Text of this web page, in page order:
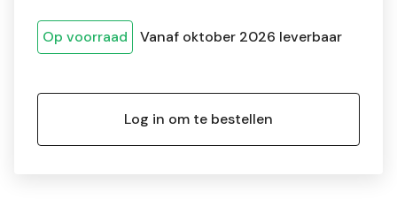
Op voorraad Vanaf oktober 2026 leverbaar
Log in om te bestellen